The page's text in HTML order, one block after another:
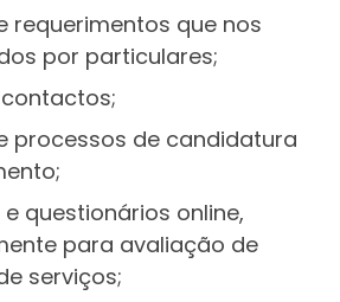
requerimentos que nos
por particulares;
processos de candidatura
questionários online,
para avaliação de
serviços;